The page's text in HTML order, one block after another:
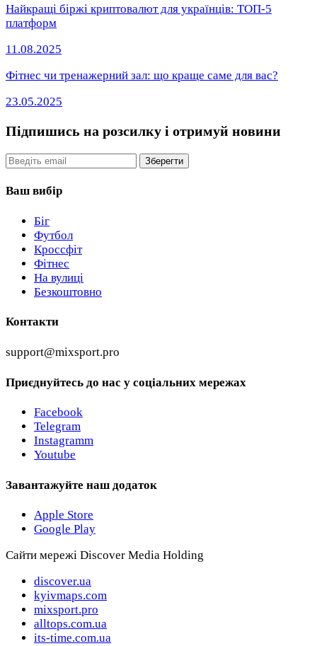
Найкращі біржі криптовалют для українців: ТОП-5
платформ
11.08.2025
Фітнес чи тренажерний зал: що краще саме для вас?
23.05.2025
Підпишись на розсилку і отримуй новини
Email Зберегти
Ваш вибір
Біг
Футбол
Кроссфіт
Фітнес
На вулиці
Безкоштовно
Контакти
support@mixsport.pro
Приєднуйтесь до нас у соціальних мережах
Facebook
Telegram
Instagramm
Youtube
Завантажуйте наш додаток
Apple Store
Google Play
Сайти мережі Discover Media Holding
discover.ua
kyivmaps.com
mixsport.pro
alltops.com.ua
its-time.com.ua